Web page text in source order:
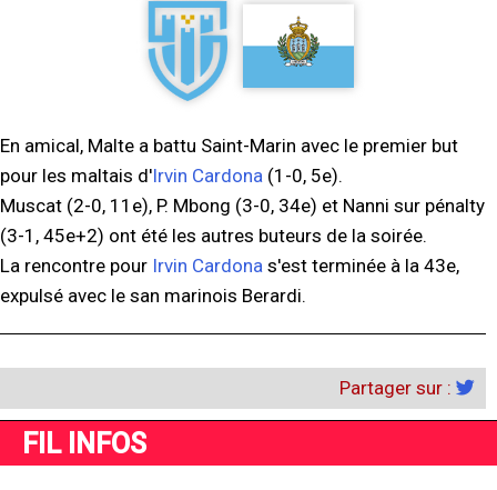
En amical, Malte a battu Saint-Marin avec le premier but
pour les maltais d'Irvin Cardona (1-0, 5e).
Muscat (2-0, 11e), P. Mbong (3-0, 34e) et Nanni sur pénalty
(3-1, 45e+2) ont été les autres buteurs de la soirée.
La rencontre pour Irvin Cardona s'est terminée à la 43e,
expulsé avec le san marinois Berardi.
Partager sur :
FIL INFOS